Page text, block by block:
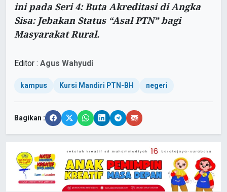
ini pada Seri 4: Buta Akreditasi di Angka
Sisa: Jebakan Status “Asal PTN” bagi
Masyarakat Rural.
Editor : Agus Wahyudi
kampus Kursi Mandiri PTN-BH negeri
Bagikan :